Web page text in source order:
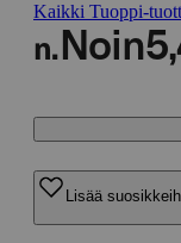
Kaikki Tuoppi-
n. Noin
Lisää